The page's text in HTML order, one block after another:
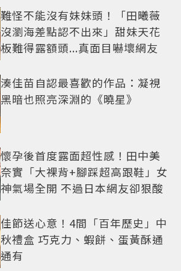
難怪不能沒有妹妹頭！「田曦薇
沒瀏海差點認不出來」甜妹天花
板難得露額頭...真面目嚇壞網友
湊佳苗自認最喜歡的作品：凝視
黑暗也照亮深淵的《曉星》
懷孕後首度露面超性感！田中美
奈實「大裸背+腳踩超高跟鞋」女
神氣場全開 不過日本網友卻狠酸
佳節送心意！4間「百年歷史」中
秋禮盒 巧克力、蝦餅、蛋黃酥通
通有